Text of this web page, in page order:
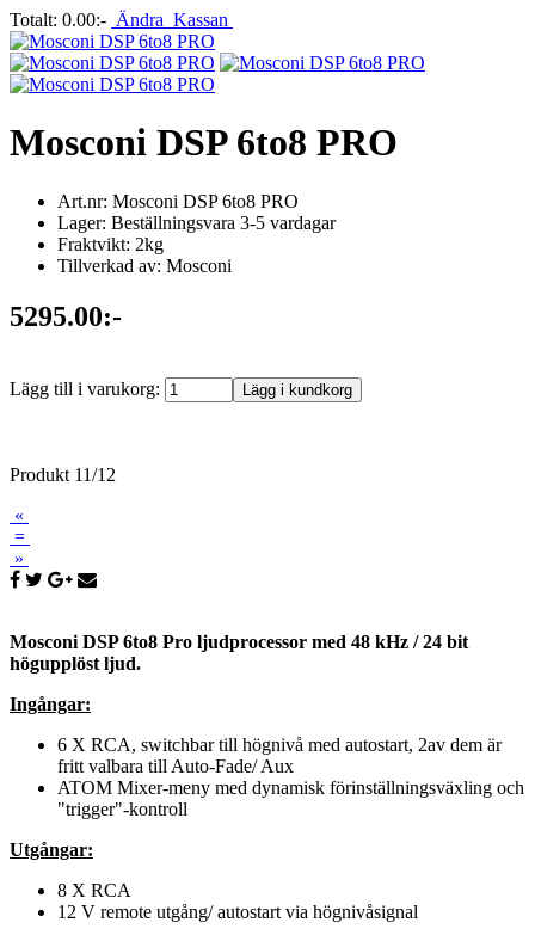
Totalt: 0.00:- Ändra Kassan
Mosconi DSP 6to8 PRO
Art.nr: Mosconi DSP 6to8 PRO
Lager: Beställningsvara 3-5 vardagar
Fraktvikt: 2kg
Tillverkad av: Mosconi
5295.00:-
Lägg till i varukorg:
Produkt 11/12
«
=
»
Mosconi DSP 6to8 Pro ljudprocessor med 48 kHz / 24 bit
högupplöst ljud.
Ingångar:
6 X RCA, switchbar till högnivå med autostart, 2av dem är
fritt valbara till Auto-Fade/ Aux
ATOM Mixer-meny med dynamisk förinställningsväxling och
"trigger"-kontroll
Utgångar:
8 X RCA
12 V remote utgång/ autostart via högnivåsignal